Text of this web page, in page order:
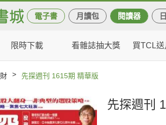
電子書 月讀包 閱讀器
限時下載 看雜誌抽大獎 買TCL
> 先探週刊 1615期 精華版
先探週刊